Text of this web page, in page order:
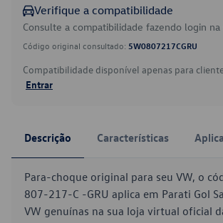
Verifique a compatibilidade
Consulte a compatibilidade fazendo login na
Código original consultado: 5W0807217CGRU
Compatibilidade disponível apenas para
Entrar
Descrição Características
Para-choque original para seu VW, o
807-217-C -GRU aplica em Parati Gol
VW genuínas na sua loja virtual oficial